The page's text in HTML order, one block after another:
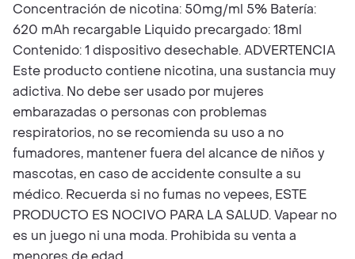
Concentración de nicotina: 50mg/ml 5% Batería:
620 mAh recargable Liquido precargado: 18ml
Contenido: 1 dispositivo desechable. ADVERTENCIA
Este producto contiene nicotina, una sustancia muy
adictiva. No debe ser usado por mujeres
embarazadas o personas con problemas
respiratorios, no se recomienda su uso a no
fumadores, mantener fuera del alcance de niños y
mascotas, en caso de accidente consulte a su
médico. Recuerda si no fumas no vepees, ESTE
PRODUCTO ES NOCIVO PARA LA SALUD. Vapear no
es un juego ni una moda. Prohibida su venta a